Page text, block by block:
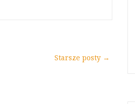
Starsze posty →